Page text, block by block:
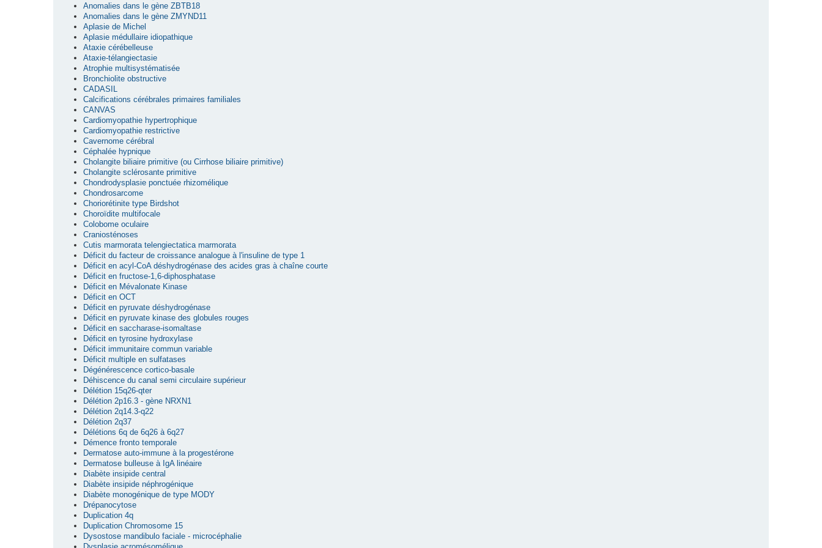
Anomalies dans le gène ZBTB18
Anomalies dans le gène ZMYND11
Aplasie de Michel
Aplasie médullaire idiopathique
Ataxie cérébelleuse
Ataxie-télangiectasie
Atrophie multisystématisée
Bronchiolite obstructive
CADASIL
Calcifications cérébrales primaires familiales
CANVAS
Cardiomyopathie hypertrophique
Cardiomyopathie restrictive
Cavernome cérébral
Céphalée hypnique
Cholangite biliaire primitive (ou Cirrhose biliaire primitive)
Cholangite sclérosante primitive
Chondrodysplasie ponctuée rhizomélique
Chondrosarcome
Choriorétinite type Birdshot
Choroïdite multifocale
Colobome oculaire
Craniosténoses
Cutis marmorata telengiectatica marmorata
Déficit du facteur de croissance analogue à l'insuline de type 1
Déficit en acyl-CoA déshydrogénase des acides gras à chaîne courte
Déficit en fructose-1,6-diphosphatase
Déficit en Mévalonate Kinase
Déficit en OCT
Déficit en pyruvate déshydrogénase
Déficit en pyruvate kinase des globules rouges
Déficit en saccharase-isomaltase
Déficit en tyrosine hydroxylase
Déficit immunitaire commun variable
Déficit multiple en sulfatases
Dégénérescence cortico-basale
Déhiscence du canal semi circulaire supérieur
Délétion 15q26-qter
Délétion 2p16.3 - gène NRXN1
Délétion 2q14.3-q22
Délétion 2q37
Délétions 6q de 6q26 à 6q27
Démence fronto temporale
Dermatose auto-immune à la progestérone
Dermatose bulleuse à IgA linéaire
Diabète insipide central
Diabète insipide néphrogénique
Diabète monogénique de type MODY
Drépanocytose
Duplication 4q
Duplication Chromosome 15
Dysostose mandibulo faciale - microcéphalie